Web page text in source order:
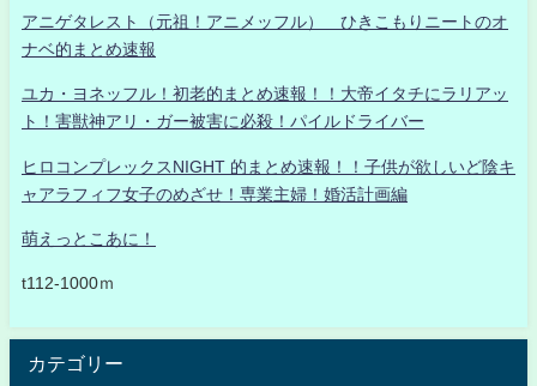
アニゲタレスト（元祖！アニメッフル） ひきこもりニートのオ
ナベ的まとめ速報
ユカ・ヨネッフル！初老的まとめ速報！！大帝イタチにラリアッ
ト！害獣神アリ・ガー被害に必殺！パイルドライバー
ヒロコンプレックスNIGHT 的まとめ速報！！子供が欲しいど陰キ
ャアラフィフ女子のめざせ！専業主婦！婚活計画編
萌えっとこあに！
t112-1000ｍ
カテゴリー